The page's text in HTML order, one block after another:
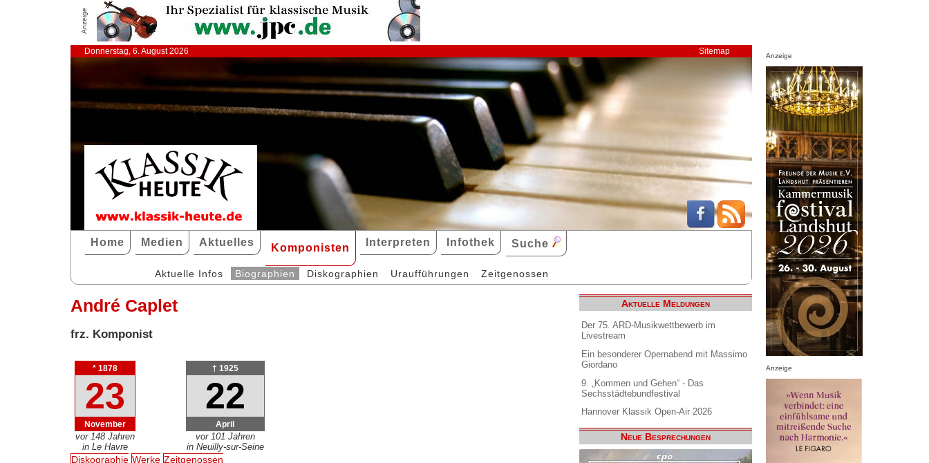
Anzeige
Donnerstag, 6. August 2026 Sitemap
Home Medien Aktuelles Komponisten Interpreten Infothek Suche
Aktuelle Infos Biographien Diskographien Uraufführungen Zeitgenossen
André Caplet
frz. Komponist
* 1878
23
November
vor 148 Jahren
in Le Havre
† 1925
22
April
vor 101 Jahren
in Neuilly-sur-Seine
Diskographie Werke Zeitgenossen
Aktuelle Meldungen
Der 75. ARD-Musikwettbewerb im
Livestream
Ein besonderer Opernabend mit Massimo
Giordano
9. „Kommen und Gehen“ - Das
Sechsstädtebundfestival
Hannover Klassik Open-Air 2026
Neue Besprechungen
Anzeige
Anzeige